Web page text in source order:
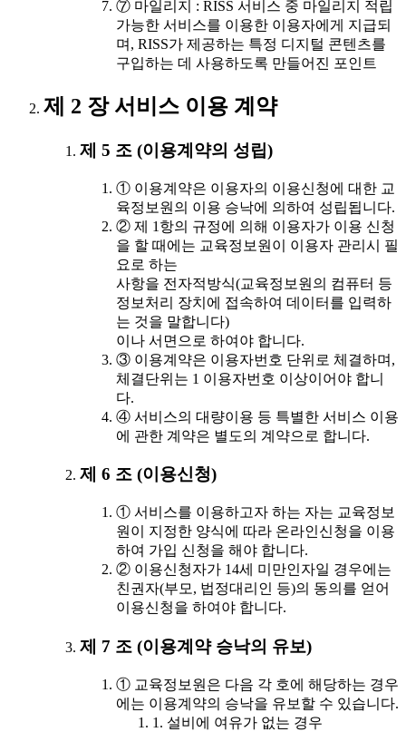
⑦ 마일리지 : RISS 서비스 중 마일리지 적립
가능한 서비스를 이용한 이용자에게 지급되
며, RISS가 제공하는 특정 디지털 콘텐츠를
구입하는 데 사용하도록 만들어진 포인트
제 2 장 서비스 이용 계약
제 5 조 (이용계약의 성립)
① 이용계약은 이용자의 이용신청에 대한 교
육정보원의 이용 승낙에 의하여 성립됩니다.
② 제 1항의 규정에 의해 이용자가 이용 신청
을 할 때에는 교육정보원이 이용자 관리시 필
요로 하는
사항을 전자적방식(교육정보원의 컴퓨터 등
정보처리 장치에 접속하여 데이터를 입력하
는 것을 말합니다)
이나 서면으로 하여야 합니다.
③ 이용계약은 이용자번호 단위로 체결하며,
체결단위는 1 이용자번호 이상이어야 합니
다.
④ 서비스의 대량이용 등 특별한 서비스 이용
에 관한 계약은 별도의 계약으로 합니다.
제 6 조 (이용신청)
① 서비스를 이용하고자 하는 자는 교육정보
원이 지정한 양식에 따라 온라인신청을 이용
하여 가입 신청을 해야 합니다.
② 이용신청자가 14세 미만인자일 경우에는
친권자(부모, 법정대리인 등)의 동의를 얻어
이용신청을 하여야 합니다.
제 7 조 (이용계약 승낙의 유보)
① 교육정보원은 다음 각 호에 해당하는 경우
에는 이용계약의 승낙을 유보할 수 있습니다.
1. 설비에 여유가 없는 경우